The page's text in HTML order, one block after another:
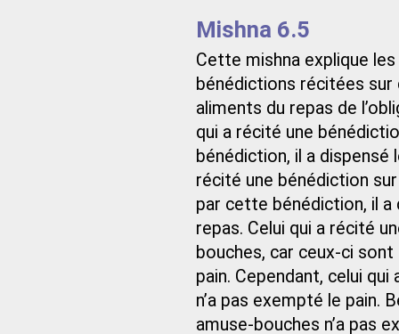
Mishna 6.5
Cette mishna explique
bénédictions récitées
aliments du repas de
qui a récité une
bénédiction, il a dispensé
récité une bénédiction
par cette bénédiction, il a
repas. Celui qui a récité
bouches, car ceux-ci
pain. Cependant, celui
n’a pas exempté le pain.
amuse-bouches n’a pas